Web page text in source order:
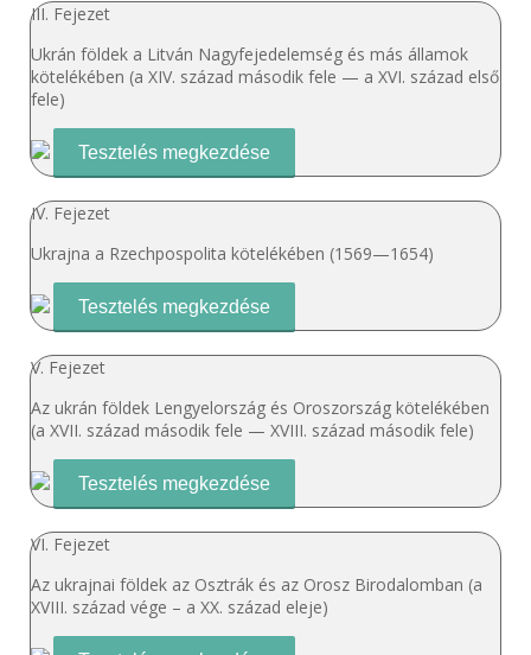
III. Fejezet
Ukrán földek a Litván Nagyfejedelemség és más államok
kötelékében (a XIV. század második fele — a XVI. század első
fele)
Tesztelés megkezdése
IV. Fejezet
Ukrajna a Rzechpospolita kötelékében (1569—1654)
Tesztelés megkezdése
V. Fejezet
Az ukrán földek Lengyelország és Oroszország kötelékében
(a XVII. század második fele — XVIII. század második fele)
Tesztelés megkezdése
VI. Fejezet
Az ukrajnai földek az Osztrák és az Orosz Birodalomban (a
XVIII. század vége – a XX. század eleje)